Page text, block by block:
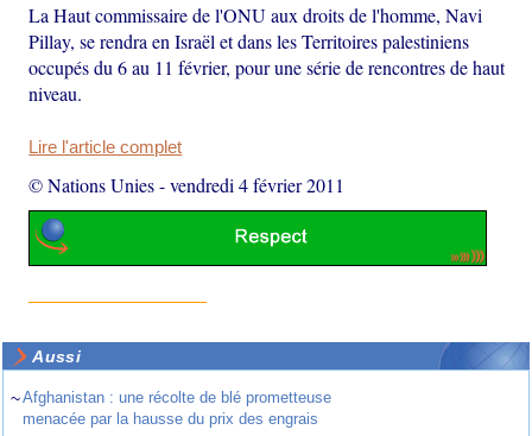
La Haut commissaire de l'ONU aux droits de l'homme, Navi
Pillay, se rendra en Israël et dans les Territoires palestiniens
occupés du 6 au 11 février, pour une série de rencontres de haut
niveau.
Lire l'article complet
© Nations Unies-vendredi 4 février 2011
Aussi
~Afghanistan : une récolte de blé prometteuse
menacée par la hausse du prix des engrais